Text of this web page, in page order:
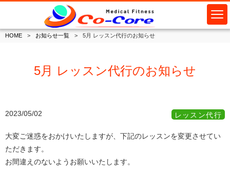
HOME お知らせ一覧 5月 レッスン代行のお知らせ
5月 レッスン代行のお知らせ
2023/05/02 レッスン代行
大変ご迷惑をおかけいたしますが、下記のレッスンを変更させてい
ただきます。
お間違えのないようお願いいたします。